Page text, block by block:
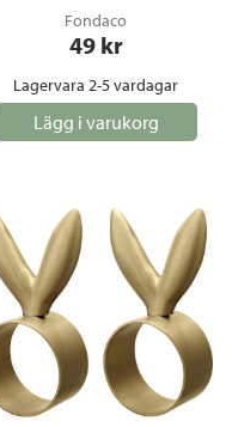
Fondaco
49 kr
Lagervara 2-5 vardagar
Lägg i varukorg